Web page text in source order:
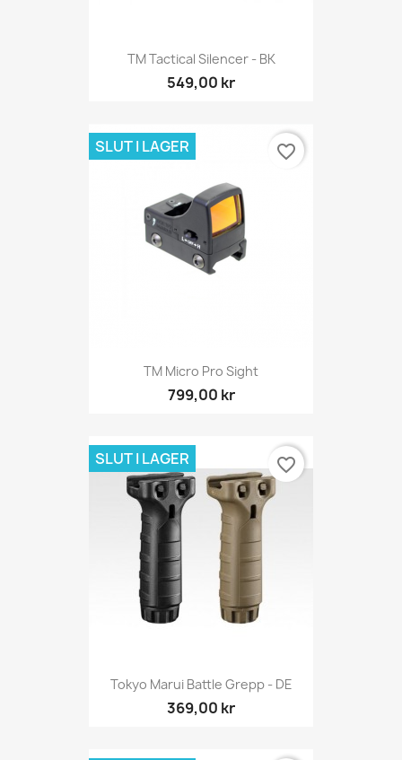
TM Tactical Silencer - BK
549,00 kr
TM Micro Pro Sight
799,00 kr
SLUT I LAGER favorite_border
Tokyo Marui Battle Grepp - DE
369,00 kr
SLUT I LAGER favorite_border